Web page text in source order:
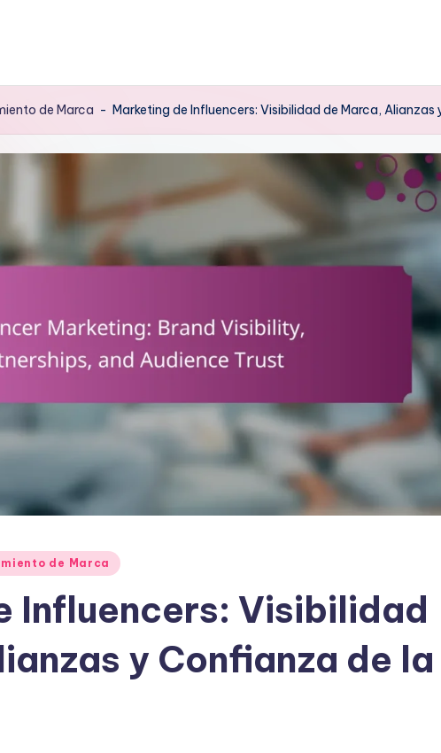
de Marca - Marketing de Influencers: Visibilidad de Marca,
de Marca
Influencers: Visibilidad
y Confianza de la